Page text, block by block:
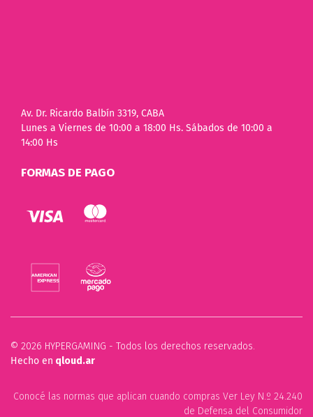
Av. Dr. Ricardo Balbín 3319, CABA
Lunes a Viernes de 10:00 a 18:00 Hs. Sábados de 10:00 a
14:00 Hs
FORMAS DE PAGO
© 2026 HYPERGAMING - Todos los derechos reservados.
Hecho en qloud.ar
Conocé las normas que aplican cuando compras Ver Ley N.º 24.240
de Defensa del Consumidor